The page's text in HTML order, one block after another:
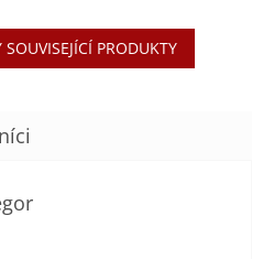
PRODUKTY
je 5 z 5 hvězdiček.